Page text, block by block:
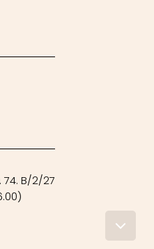
74. B/2/27